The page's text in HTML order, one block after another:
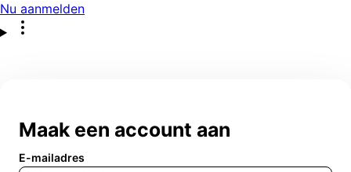
Nu aanmelden
Maak een account aan
E-mailadres